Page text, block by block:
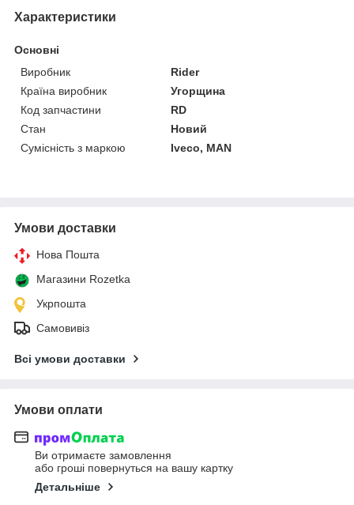
Характеристики
Основні
Виробник
Rider
Країна виробник
Угорщина
Код запчастини
RD
Стан
Новий
Сумісність з маркою
Iveco, MAN
Умови доставки
Нова Пошта
Магазини Rozetka
Укрпошта
Самовивіз
Всі умови доставки
Умови оплати
Ви отримаєте замовлення
або гроші повернуться на вашу картку
Детальніше